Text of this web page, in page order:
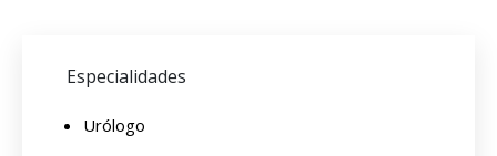
Especialidades
Urólogo